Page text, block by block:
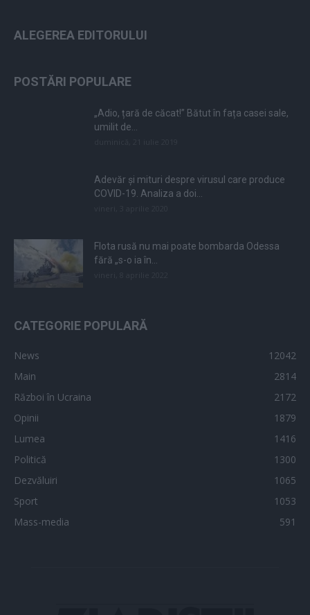
ALEGEREA EDITORULUI
POSTĂRI POPULARE
„Adio, țară de căcat!” Bătut în fața casei sale,
umilit de...
Adevăr și mituri despre virusul care produce
COVID-19. Analiza a doi...
Flota rusă nu mai poate bombarda Odessa
fără „s-o ia în...
CATEGORIE POPULARĂ
News
12042
Main
2814
Război în Ucraina
2172
Opinii
1879
Lumea
1416
Politică
1300
Dezvăluiri
1065
Sport
1053
Mass-media
591